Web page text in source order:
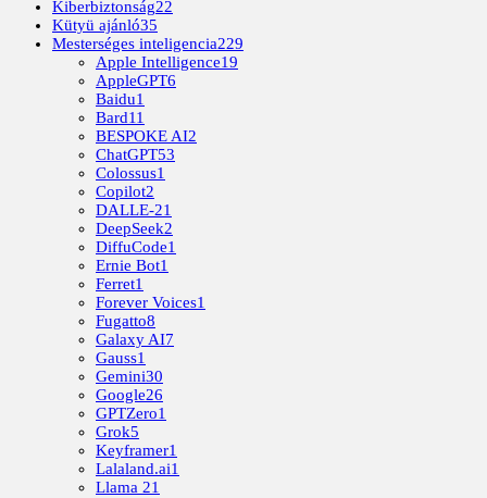
Kiberbiztonság22
Kütyü ajánló35
Mesterséges inteligencia229
Apple Intelligence19
AppleGPT6
Baidu1
Bard11
BESPOKE AI2
ChatGPT53
Colossus1
Copilot2
DALLE-21
DeepSeek2
DiffuCode1
Ernie Bot1
Ferret1
Forever Voices1
Fugatto8
Galaxy AI7
Gauss1
Gemini30
Google26
GPTZero1
Grok5
Keyframer1
Lalaland.ai1
Llama 21